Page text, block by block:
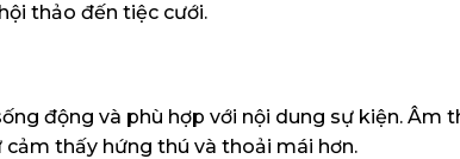
thảo đến tiệc cưới.
động và phù hợp với nội dung sự kiện. Âm
thấy hứng thú và thoải mái hơn.